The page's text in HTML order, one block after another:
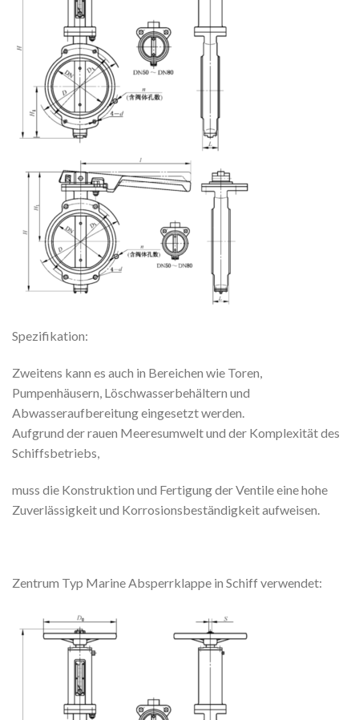
Spezifikation:
Zweitens kann es auch in Bereichen wie Toren,
Pumpenhäusern, Löschwasserbehältern und
Abwasseraufbereitung eingesetzt werden.
Aufgrund der rauen Meeresumwelt und der Komplexität des
Schiffsbetriebs,
muss die Konstruktion und Fertigung der Ventile eine hohe
Zuverlässigkeit und Korrosionsbeständigkeit aufweisen.
Zentrum Typ Marine Absperrklappe in Schiff verwendet: